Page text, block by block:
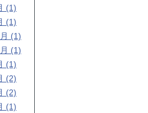
(1)
(1)
(1)
(1)
(1)
(2)
(2)
(1)